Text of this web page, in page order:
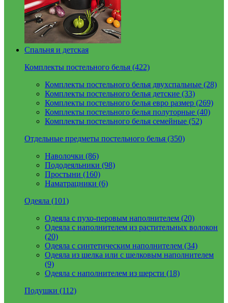
Спальня и детская
Комплекты постельного белья (422)
Комплекты постельного белья двухспальные (28)
Комплекты постельного белья детские (33)
Комплекты постельного белья евро размер (269)
Комплекты постельного белья полуторные (40)
Комплекты постельного белья семейные (52)
Отдельные предметы постельного белья (350)
Наволочки (86)
Пододеяльники (98)
Простыни (160)
Наматрацники (6)
Одеяла (101)
Одеяла с пухо-перовым наполнителем (20)
Одеяла с наполнителем из растительных волокон
(20)
Одеяла с синтетическим наполнителем (34)
Одеяла из шелка или с шелковым наполнителем
(9)
Одеяла с наполнителем из шерсти (18)
Подушки (112)